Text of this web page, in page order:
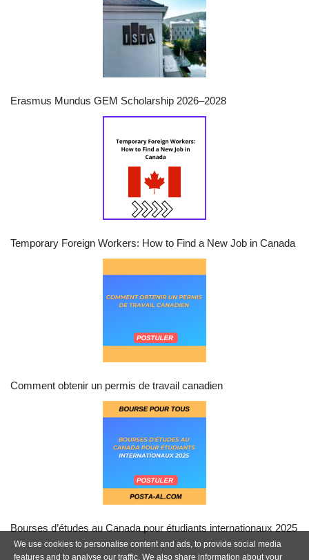
Erasmus Mundus GEM Scholarship 2026–2028
Temporary Foreign Workers: How to Find a New Job in Canada
Comment obtenir un permis de travail canadien
Bourses d’études au Canada pour étudiants internationaux 2025
We use cookies to personalise content and ads, to provide social media
features and to analyse our traffic. We also share information about your